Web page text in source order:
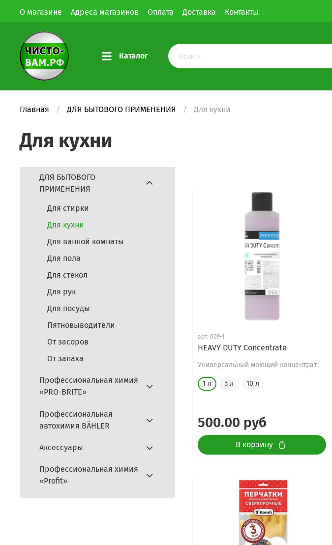
О магазине Адреса магазинов Оплата Доставка Контакты
Каталог
Главная ДЛЯ БЫТОВОГО ПРИМЕНЕНИЯ Для кухни
Для кухни
арт.009-1
HEAVY DUTY Concentrate
Универсальный моющий концентрат
1 л 5 л 10 л
500.00 руб
В корзину
ДЛЯ БЫТОВОГО
ПРИМЕНЕНИЯ
Для стирки
Для кухни
Для ванной комнаты
Для пола
Для стекол
Для рук
Для посуды
Пятновыводители
От засоров
От запаха
Профессиональная химия
«PRO-BRITE»
Профессиональная
автохимия BÄHLER
Аксессуары
Профессиональная химия
«Profit»